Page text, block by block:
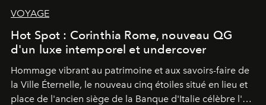
VOYAGE
Hot Spot : Corinthia Rome, nouveau QG
d'un luxe intemporel et undercover
Hommage vibrant au patrimoine et aux savoirs-faire de
la Ville Éternelle, le nouveau cinq étoiles situé en lieu et
place de l'ancien siège de la Banque d'Italie célèbre l'art